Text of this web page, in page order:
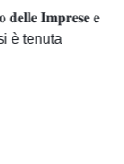
𝐈𝐦𝐩𝐫𝐞𝐬𝐞 𝐞
è tenuta